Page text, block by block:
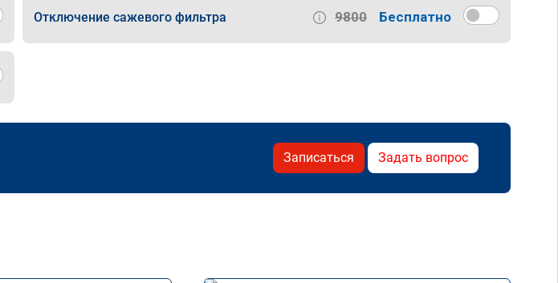
Отключение сажевого фильтра 9800 Бесплатно
Записаться Задать вопрос